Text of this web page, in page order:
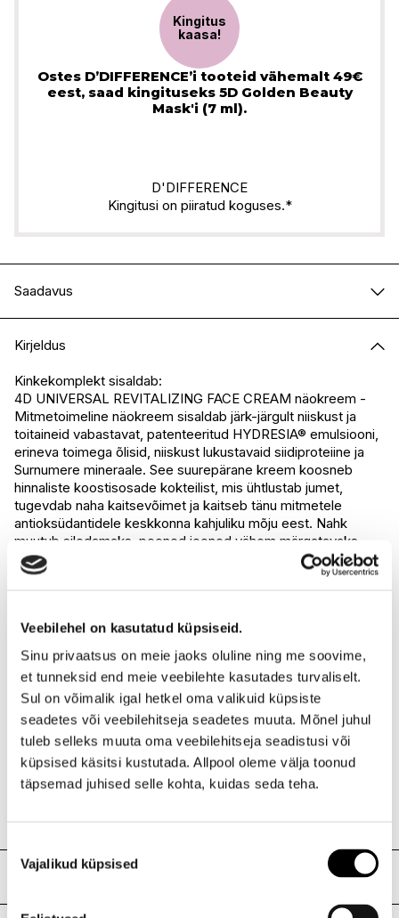
Veebilehel on kasutatud küpsiseid.
Sinu privaatsus on meie jaoks oluline ning me soovime,
et tunneksid end meie veebilehte kasutades turvaliselt.
Sul on võimalik igal hetkel oma valikuid küpsiste
seadetes või veebilehitseja seadetes muuta. Mõnel juhul
tuleb selleks muuta oma veebilehitseja seadistusi või
küpsised käsitsi kustutada. Allpool oleme välja toonud
täpsemad juhised selle kohta, kuidas seda teha.
valik
Vajalikud küpsised
Kingitus
kaasa!
Ostes D’DIFFERENCE’i tooteid vähemalt 49€
eest, saad kingituseks 5D Golden Beauty
Mask'i (7 ml).
D'DIFFERENCE
Kingitusi on piiratud koguses.*
Saadavus
I.L.U. Kristiine
I.L.U. Ülemiste
Saadaval
I.L.U. Rocca
Saadaval
I.L.U. Lõunakeskus
Saadaval
I.L.U. Pärnu
Saadaval
Kirjeldus
Kinkekomplekt sisaldab:
4D UNIVERSAL REVITALIZING FACE CREAM näokreem -
Mitmetoimeline näokreem sisaldab järk-järgult niiskust ja
toitaineid vabastavat, patenteeritud HYDRESIA® emulsiooni,
erineva toimega õlisid, niiskust lukustavaid siidiproteiine ja
Surnumere mineraale. See suurepärane kreem koosneb
hinnaliste koostisosade kokteilist, mis ühtlustab jumet,
tugevdab naha kaitsevõimet ja kaitseb tänu mitmetele
antioksüdantidele keskkonna kahjuliku mõju eest. Nahk
muutub siledamaks, peened jooned vähem märgatavaks.
Kreemil on luksuslik ja hästi imenduv tekstuur, mis ei jäta
nahale kleepuvat kihti. 4D MOISTURIZING EYE CREAM
looduslike õlide kokteili, mis tagavad pika-ajalise niisutuse,
toitainetega varustamise ja siidpehme naha. HYDRESIA®
emulsioon koosneb värvohaka oleosoomidest,
tibatillukestest reservuaaridest, mis vabastavad järk-järgult
niiskust ja toitaineid. Peened jooned ja kortsukesed saavad
silutud. BEAUTIFEYE aineühend taandab väsimusemärgid,
alandab paistetust ja vähendab tumedat tooni silmade
ümber. Niatsinamiid vähendab naha tundlikkust ja karedust
ning muudab naha pehmemaks. Kreemi tekstuur on
ülimeeldiv, see justkui sulab naha sisse, luues meigile hea
Koostis
4D UNIVERSAL REVITALIZING FACE CREAM INCI: Aqua,